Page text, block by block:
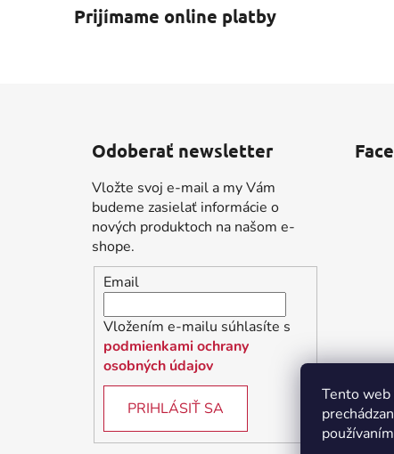
Tento web
Prijímame online platby
Odoberať newsletter
Vložte svoj e-mail a my Vám
budeme zasielať informácie o
nových produktoch na našom e-
shope.
Email
Vložením e-mailu súhlasíte s
podmienkami ochrany
osobných údajov
PRIHLÁSIŤ SA